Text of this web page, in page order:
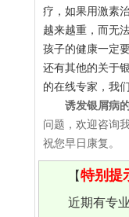
疗，如果用激素
越来越重，而无
孩子的健康一定
还有其他的关于
的在线专家，我
诱发银屑病
问题，欢迎咨询
祝您早日康复。
【特别提
近期有专